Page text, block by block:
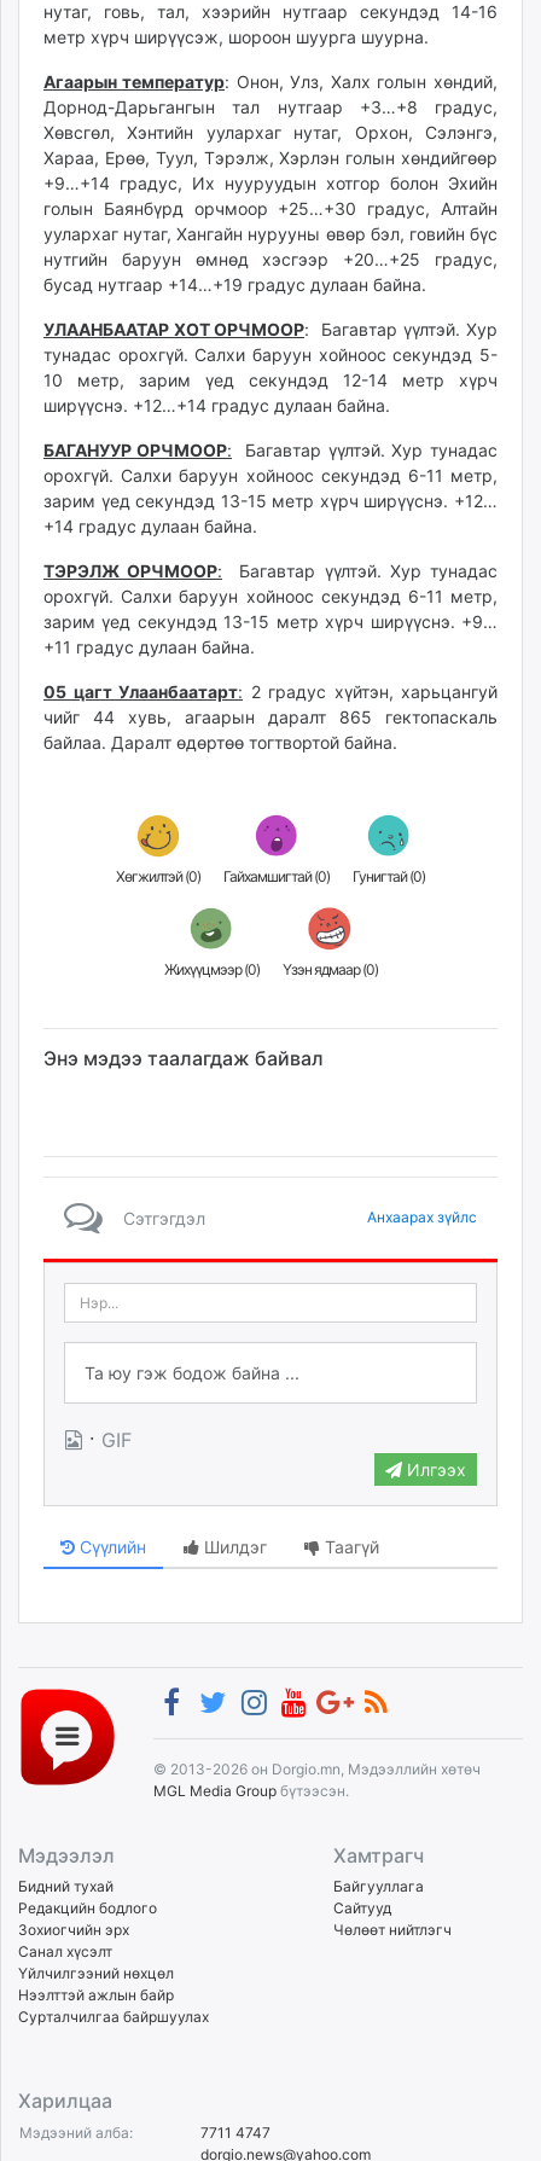
unuudur.mn
isee.mn
mglradio.com
fact.mn
itoim.mn
tumen.mn
shuum.mn
times.mn
tvmongolia.mn
mass.mn
unegui.mn
assa.mn
toim.mn
tac.mn
paparazzi.mn
unread.today
нутаг, говь, тал, хээрийн нутгаар секундэд 14-16
метр хүрч ширүүсэж, шороон шуурга шуурна.
Агаарын температур: Онон, Улз, Халх голын хөндий,
Дорнод-Дарьгангын тал нутгаар +3…+8 градус,
Хөвсгөл, Хэнтийн уулархаг нутаг, Орхон, Сэлэнгэ,
Хараа, Ерөө, Туул, Тэрэлж, Хэрлэн голын хөндийгөөр
+9…+14 градус, Их нууруудын хотгор болон Эхийн
голын Баянбүрд орчмоор +25…+30 градус, Алтайн
уулархаг нутаг, Хангайн нурууны өвөр бэл, говийн бүс
нутгийн баруун өмнөд хэсгээр +20…+25 градус,
бусад нутгаар +14…+19 градус дулаан байна.
УЛААНБААТАР ХОТ ОРЧМООР: Багавтар үүлтэй. Хур
тунадас орохгүй. Салхи баруун хойноос секундэд 5-
10 метр, зарим үед секундэд 12-14 метр хүрч
ширүүснэ. +12…+14 градус дулаан байна.
БАГАНУУР ОРЧМООР: Багавтар үүлтэй. Хур тунадас
орохгүй. Салхи баруун хойноос секундэд 6-11 метр,
зарим үед секундэд 13-15 метр хүрч ширүүснэ. +12…
+14 градус дулаан байна.
ТЭРЭЛЖ ОРЧМООР: Багавтар үүлтэй. Хур тунадас
орохгүй. Салхи баруун хойноос секундэд 6-11 метр,
зарим үед секундэд 13-15 метр хүрч ширүүснэ. +9…
+11 градус дулаан байна.
05 цагт Улаанбаатарт: 2 градус хүйтэн, харьцангуй
чийг 44 хувь, агаарын даралт 865 гектопаскаль
байлаа. Даралт өдөртөө тогтвортой байна.
Хөгжилтэй (0) Гайхамшигтай (0) Гунигтай (0)
Жихүүцмээр (0) Үзэн ядмаар (0)
Энэ мэдээ таалагдаж байвал
Сэтгэгдэл Анхаарах зүйлс
· GIF
Илгээх
Сүүлийн Шилдэг Таагүй
© 2013-2026 он Dorgio.mn, Мэдээллийн хөтөч
MGL Media Group бүтээсэн.
Мэдээлэл
Бидний тухай
Редакцийн бодлого
Зохиогчийн эрх
Санал хүсэлт
Үйлчилгээний нөхцөл
Нээлттэй ажлын байр
Сурталчилгаа байршуулах
Хамтрагч
Байгууллага
Сайтууд
Чөлөөт нийтлэгч
Харилцаа
Мэдээний алба:
7711 4747
dorgio.news@yahoo.com